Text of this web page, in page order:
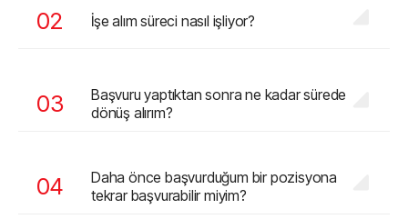
İşe alım süreci nasıl işliyor?
Başvuru yaptıktan sonra ne kadar sürede
dönüş alırım?
Daha önce başvurduğum bir pozisyona
tekrar başvurabilir miyim?